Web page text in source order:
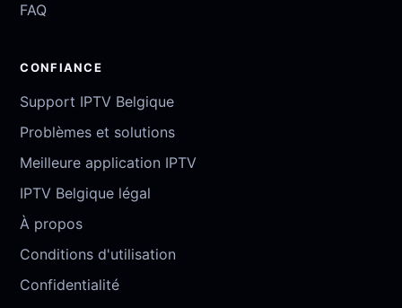
FAQ
CONFIANCE
Support IPTV Belgique
Problèmes et solutions
Meilleure application IPTV
IPTV Belgique légal
À propos
Conditions d'utilisation
Confidentialité